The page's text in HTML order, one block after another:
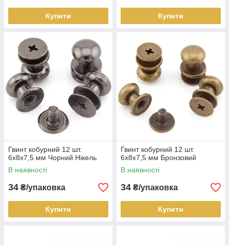
Купити Купити
Гвинт кобурний 12 шт.
6х8х7,5 мм Чорний Нікель
В наявності
34 ₴/упаковка
Купити
Гвинт кобурний 12 шт.
6х8х7,5 мм Бронзовий
В наявності
34 ₴/упаковка
Купити